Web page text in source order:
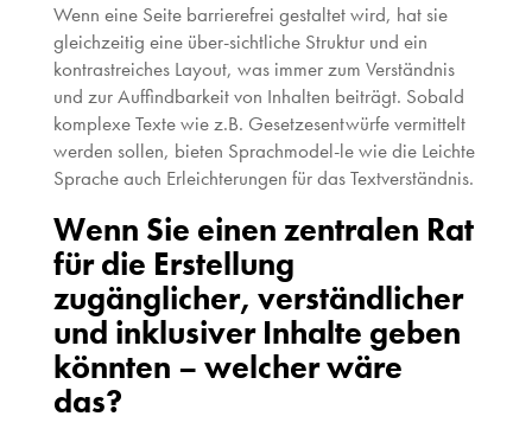
Wenn eine Seite barrierefrei gestaltet wird, hat sie
gleichzeitig eine über-sichtliche Struktur und ein
kontrastreiches Layout, was immer zum Verständnis
und zur Auffindbarkeit von Inhalten beiträgt. Sobald
komplexe Texte wie z.B. Gesetzesentwürfe vermittelt
werden sollen, bieten Sprachmodel-le wie die Leichte
Sprache auch Erleichterungen für das Textverständnis.
Wenn Sie einen zentralen Rat
für die Erstellung
zugänglicher, verständlicher
und inklusiver Inhalte geben
könnten – welcher wäre
das?